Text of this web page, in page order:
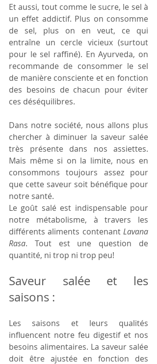
Et aussi, tout comme le sucre, le sel à
un effet addictif. Plus on consomme
de sel, plus on en veut, ce qui
entraîne un cercle vicieux (surtout
pour le sel raffiné). En Ayurveda, on
recommande de consommer le sel
de manière consciente et en fonction
des besoins de chacun pour éviter
ces déséquilibres.
Dans notre société, nous allons plus
chercher à diminuer la saveur salée
très présente dans nos assiettes.
Mais même si on la limite, nous en
consommons toujours assez pour
que cette saveur soit bénéfique pour
notre santé.
Le goût salé est indispensable pour
notre métabolisme, à travers les
différents aliments contenant Lavana
Rasa. Tout est une question de
quantité, ni trop ni trop peu!
Saveur salée et les
saisons :
Les saisons et leurs qualités
influencent notre feu digestif et nos
besoins alimentaires. La saveur salée